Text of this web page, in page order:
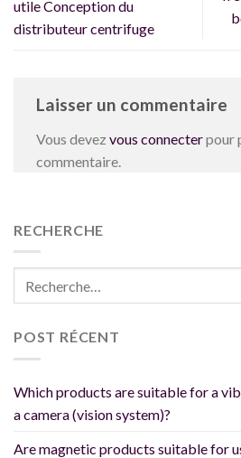
utile Conception du
distributeur centrifuge
Laisser un commentaire
Vous devez vous connecterpour
commentaire.
RECHERCHE
POST RÉCENT
Which products are suitable for a
a camera (vision system)?
Are magnetic products suitable for